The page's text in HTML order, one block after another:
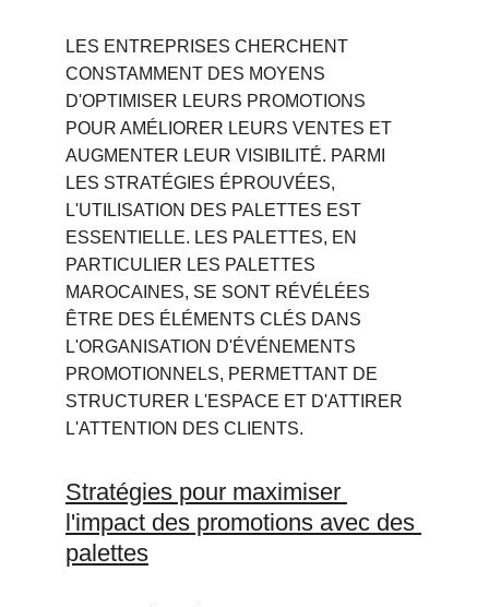
LES ENTREPRISES CHERCHENT
CONSTAMMENT DES MOYENS
D'OPTIMISER LEURS PROMOTIONS
POUR AMÉLIORER LEURS VENTES ET
AUGMENTER LEUR VISIBILITÉ. PARMI
LES STRATÉGIES ÉPROUVÉES,
L'UTILISATION DES PALETTES EST
ESSENTIELLE. LES PALETTES, EN
PARTICULIER LES PALETTES
MAROCAINES, SE SONT RÉVÉLÉES
ÊTRE DES ÉLÉMENTS CLÉS DANS
L'ORGANISATION D'ÉVÉNEMENTS
PROMOTIONNELS, PERMETTANT DE
STRUCTURER L'ESPACE ET D'ATTIRER
L'ATTENTION DES CLIENTS.
Stratégies pour maximiser
l'impact des promotions avec des
palettes